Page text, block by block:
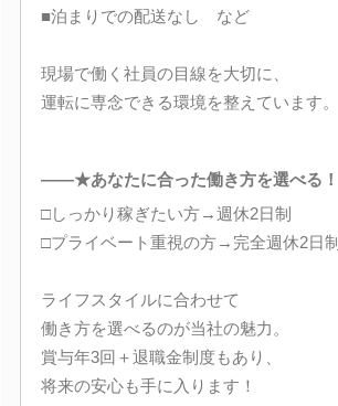
■泊まりでの配送なし など
現場で働く社員の目線を大切に、
運転に専念できる環境を整えています。
――★あなたに合った働き方を選べる！
□しっかり稼ぎたい方→週休2日制
□プライベート重視の方→完全週休2日制
ライフスタイルに合わせて
働き方を選べるのが当社の魅力。
賞与年3回＋退職金制度もあり、
将来の安心も手に入ります！